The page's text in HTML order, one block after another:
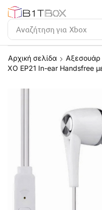
Αναζήτηση για Xbox
Αρχική σελίδα Αξεσουάρ
XO EP21 In-ear Handsfree